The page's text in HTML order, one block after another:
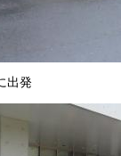
出発